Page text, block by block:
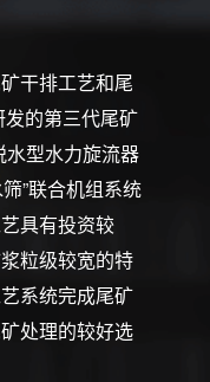
干排工艺和尾
的第三代尾矿
型水力旋流器
”联合机组系统
具有投资较
粒级较宽的特
系统完成尾矿
处理的较好选